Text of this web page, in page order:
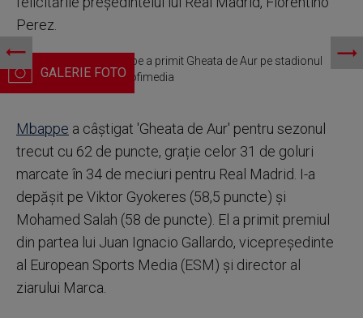
Perez.
Francezul Kylian Mbappe a primit Gheata de Aur pe stadionul
Santiago Bernabeu. Profimedia
Mbappe a câștigat 'Gheata de Aur' pentru sezonul
trecut cu 62 de puncte, grație celor 31 de goluri
marcate în 34 de meciuri pentru Real Madrid. I-a
depășit pe Viktor Gyokeres (58,5 puncte) și
Mohamed Salah (58 de puncte). El a primit premiul
din partea lui Juan Ignacio Gallardo, vicepreședinte
al European Sports Media (ESM) și director al
ziarului Marca.